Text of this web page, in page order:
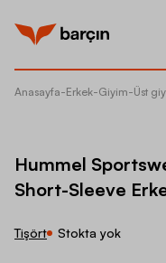
Anasayfa-Erkek-Giyim-Üst
Hummel
Short-Sleeve
Tişört Stokta yok